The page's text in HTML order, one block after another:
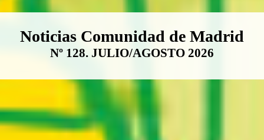
Boletín Noticias Comunidad de
Noticias Comunidad de Madrid
Nº 128. JULIO/AGOSTO 2026